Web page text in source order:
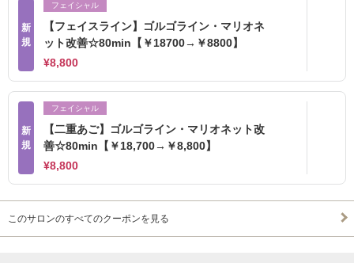
新
規
フェイシャル
【フェイスライン】ゴルゴライン・マリオネ
ット改善☆80min【￥18700→￥8800】
¥8,800
新
規
フェイシャル
【二重あご】ゴルゴライン・マリオネット改
善☆80min【￥18,700→￥8,800】
¥8,800
このサロンのすべてのクーポンを見る